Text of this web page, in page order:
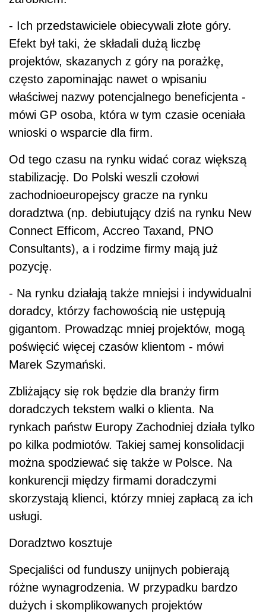
- Ich przedstawiciele obiecywali złote góry.
Efekt był taki, że składali dużą liczbę
projektów, skazanych z góry na porażkę,
często zapominając nawet o wpisaniu
właściwej nazwy potencjalnego beneficjenta -
mówi GP osoba, która w tym czasie oceniała
wnioski o wsparcie dla firm.
Od tego czasu na rynku widać coraz większą
stabilizację. Do Polski weszli czołowi
zachodnioeuropejscy gracze na rynku
doradztwa (np. debiutujący dziś na rynku New
Connect Efficom, Accreo Taxand, PNO
Consultants), a i rodzime firmy mają już
pozycję.
- Na rynku działają także mniejsi i indywidualni
doradcy, którzy fachowością nie ustępują
gigantom. Prowadząc mniej projektów, mogą
poświęcić więcej czasów klientom - mówi
Marek Szymański.
Zbliżający się rok będzie dla branży firm
doradczych tekstem walki o klienta. Na
rynkach państw Europy Zachodniej działa tylko
po kilka podmiotów. Takiej samej konsolidacji
można spodziewać się także w Polsce. Na
konkurencji między firmami doradczymi
skorzystają klienci, którzy mniej zapłacą za ich
usługi.
Doradztwo kosztuje
Specjaliści od funduszy unijnych pobierają
różne wynagrodzenia. W przypadku bardzo
dużych i skomplikowanych projektów